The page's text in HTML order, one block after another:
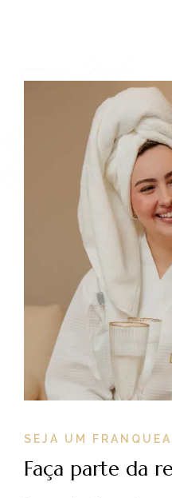
SEJA UM
Faça parte da